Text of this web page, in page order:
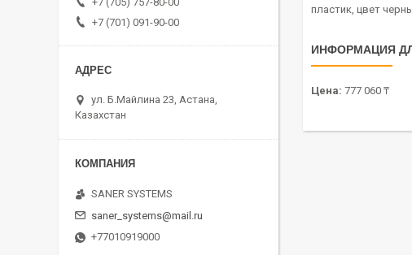
пластик, цвет
ИНФОРМАЦИЯ
Цена: 777 060 ₸
+7 (701) 091-90-00
ул. Б.Майлина 23, Астана,
Казахстан
SANER SYSTEMS
saner_systems@mail.ru
+77010919000